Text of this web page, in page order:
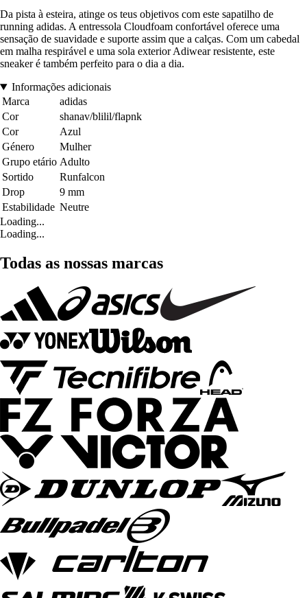
Da pista à esteira, atinge os teus objetivos com este sapatilho de
running adidas. A entressola Cloudfoam confortável oferece uma
sensação de suavidade e suporte assim que a calças. Com um cabedal
em malha respirável e uma sola exterior Adiwear resistente, este
sneaker é também perfeito para o dia a dia.
Informações adicionais
Marca
adidas
Cor
shanav/blilil/flapnk
Cor
Azul
Género
Mulher
Grupo etário Adulto
Sortido
Runfalcon
Drop
9 mm
Estabilidade Neutre
Loading...
Loading...
Todas as nossas marcas